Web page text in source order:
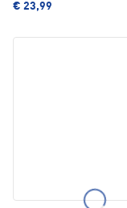
€ 23,99